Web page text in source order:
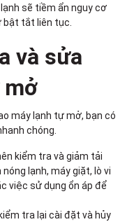
sẽ tiềm ẩn nguy cơ
bật tắt liên tục.
và sửa
mở
máy lạnh tự mở, bạn có
chóng.
kiểm tra và giảm tải
lạnh, máy giặt, lò vi
việc sử dụng ổn áp để
tra lại cài đặt và hủy